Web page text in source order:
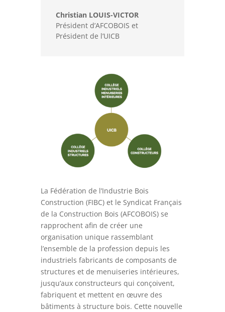
Christian LOUIS-VICTOR
Président d’AFCOBOIS et
Président de l’UICB
La Fédération de l’Industrie Bois
Construction (FIBC) et le Syndicat Français
de la Construction Bois (AFCOBOIS) se
rapprochent afin de créer une
organisation unique rassemblant
l’ensemble de la profession depuis les
industriels fabricants de composants de
structures et de menuiseries intérieures,
jusqu’aux constructeurs qui conçoivent,
fabriquent et mettent en œuvre des
bâtiments à structure bois. Cette nouvelle